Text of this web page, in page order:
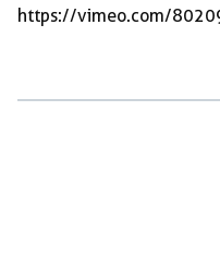
https://vimeo.com/